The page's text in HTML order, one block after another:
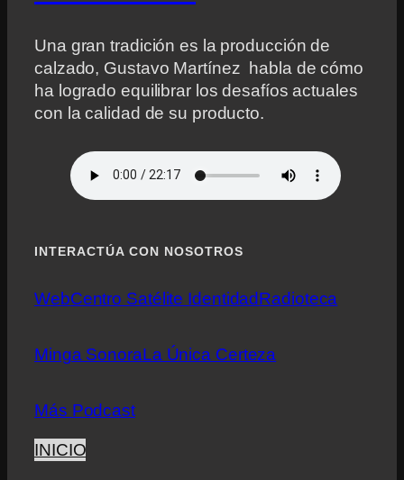
Una gran tradición es la producción de
calzado, Gustavo Martínez habla de cómo
ha logrado equilibrar los desafíos actuales
con la calidad de su producto.
INTERACTÚA CON NOSOTROS
WebCentro Satélite IdentidadRadioteca
Minga SonoraLa Única Certeza
Más Podcast
INICIO